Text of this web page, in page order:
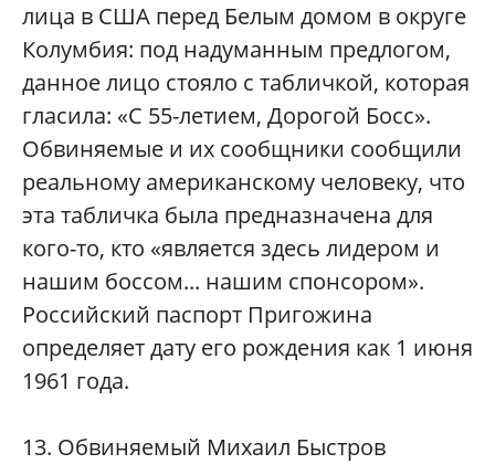
лица в США перед Белым домом в округе
Колумбия: под надуманным предлогом,
данное лицо стояло с табличкой, которая
гласила: «С 55-летием, Дорогой Босс».
Обвиняемые и их сообщники сообщили
реальному американскому человеку, что
эта табличка была предназначена для
кого-то, кто «является здесь лидером и
нашим боссом... нашим спонсором».
Российский паспорт Пригожина
определяет дату его рождения как 1 июня
1961 года.
13. Обвиняемый Михаил Быстров